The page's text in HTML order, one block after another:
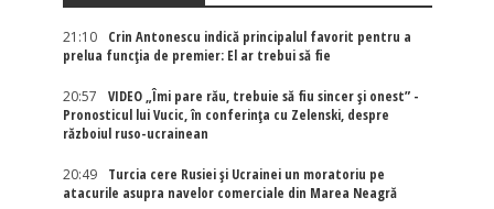
21:10
Crin Antonescu indică principalul favorit pentru a
prelua funcția de premier: El ar trebui să fie
20:57
VIDEO „Îmi pare rău, trebuie să fiu sincer și onest” -
Pronosticul lui Vucic, în conferința cu Zelenski, despre
războiul ruso-ucrainean
20:49
Turcia cere Rusiei și Ucrainei un moratoriu pe
atacurile asupra navelor comerciale din Marea Neagră